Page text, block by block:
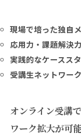
現場で培った独自
応用力・課題解決力
実践的なケースス
受講生ネットワーク
オンライン受講
ワーク拡大が可